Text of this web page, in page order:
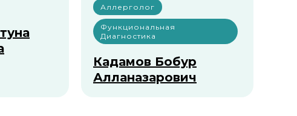
Аллерголог
Функциональная
Диагностика
Кадамов Бобур
Алланазарович